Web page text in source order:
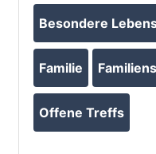
Besondere
Familie
Offene Treffs